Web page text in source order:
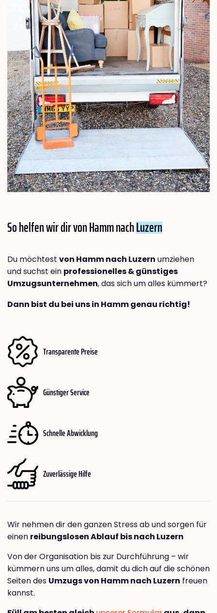
So helfen wir dir von Hamm nachLuzern
Du möchtest von Hamm nach Luzern umziehen
und suchst ein professionelles & günstiges
Umzugsunternehmen, das sich um alles kümmert?
Dann bist du bei uns in Hamm genau richtig!
Transparente Preise
Günstiger Service
Schnelle Abwicklung
Zuverlässige Hilfe
Wir nehmen dir den ganzen Stress ab und sorgen für
einen reibungslosen Ablauf bis nach Luzern
Von der Organisation bis zur Durchführung – wir
kümmern uns um alles, damit du dich auf die schönen
Seiten des Umzugs von Hamm nach Luzern freuen
kannst.